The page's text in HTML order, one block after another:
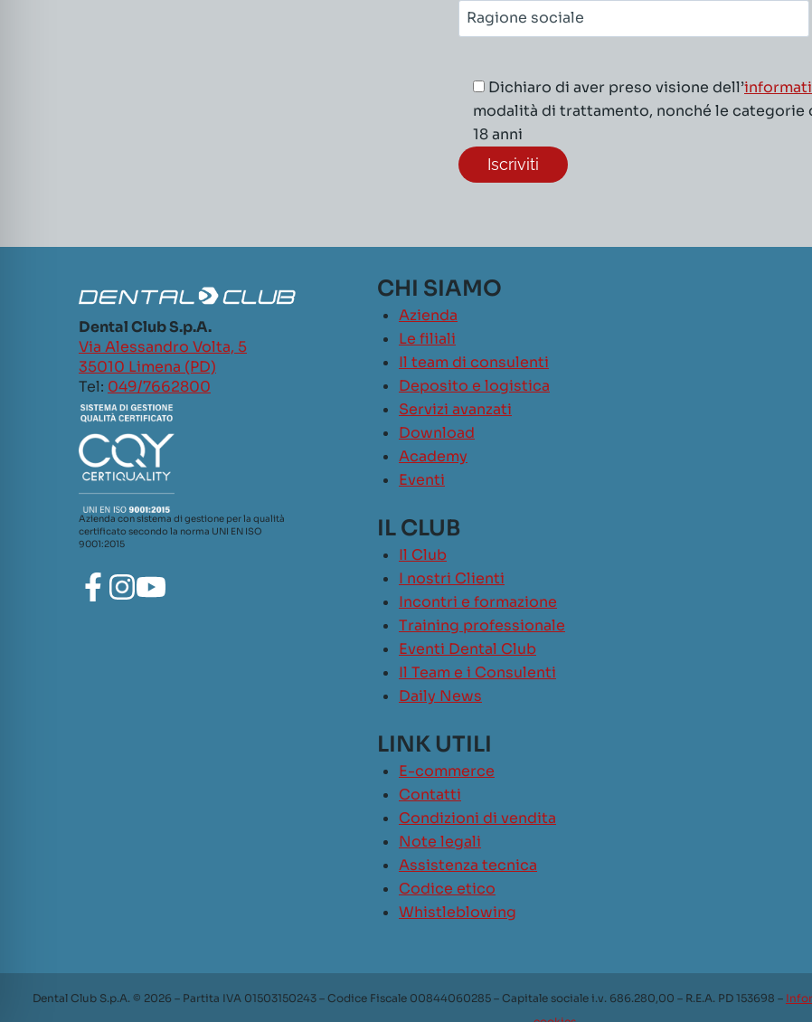
Ragione
sociale*
Dichiaro di aver preso visione dell’
modalità di trattamento, nonché le
18 anni
Dental Club S.p.A.
Via Alessandro Volta, 5
35010 Limena (PD)
Tel: 049/7662800
Azienda con sistema di gestione per la qualità
certificato secondo la norma UNI EN ISO
9001:2015
CHI SIAMO
Azienda
Le filiali
Il team di consulenti
Deposito e logistica
Servizi avanzati
Download
Academy
Eventi
IL CLUB
Il Club
I nostri Clienti
Incontri e formazione
Training professionale
Eventi Dental Club
Il Team e i Consulenti
Daily News
LINK UTILI
E-commerce
Contatti
Condizioni di vendita
Note legali
Assistenza tecnica
Codice etico
Whistleblowing
Dental Club S.p.A. © 2026 – Partita IVA 01503150243 – Codice Fiscale 00844060285 – Capitale sociale i.v. 686.280,00 – R.E.A. PD 153698 –